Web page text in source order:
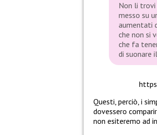
Non li trovi
messo su
aumentati
che non si
che fa
di suonare
Questi, perciò, i
dovessero
non esiteremo ad